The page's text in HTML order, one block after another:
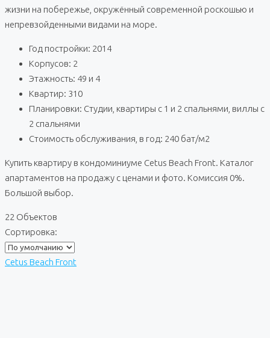
жизни на побережье, окружённый современной роскошью и
непревзойденными видами на море.
Год постройки: 2014
Корпусов: 2
Этажность: 49 и 4
Квартир: 310
Планировки: Студии, квартиры с 1 и 2 спальнями, виллы с
2 спальнями
Стоимость обслуживания, в год: 240 бат/м2
Купить квартиру в кондоминиуме Cetus Beach Front. Каталог
апартаментов на продажу с ценами и фото. Комиссия 0%.
Большой выбор.
22 Объектов
Сортировка:
Cetus Beach Front